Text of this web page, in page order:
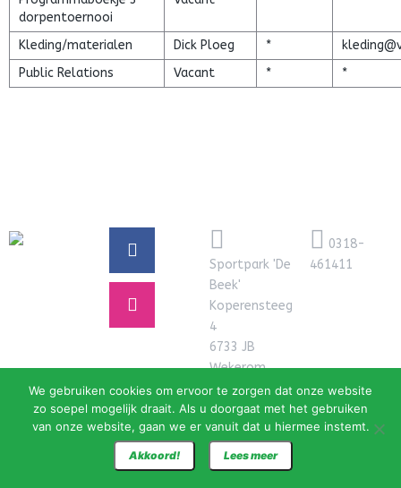
dorpentoernooi
Kleding/materialen Dick Ploeg *
Public Relations
Vacant * *
Sportpark 'De
Beek'
Koperensteeg
4
6733 JB
Wekerom
0318-
461411
Ook razendsnelle hosting nodig? Neem contact op met
We gebruiken cookies om ervoor te zorgen dat onze website
zo soepel mogelijk draait. Als u doorgaat met het gebruiken
van onze website, gaan we er vanuit dat u hiermee instemt.
Akkoord! Lees meer